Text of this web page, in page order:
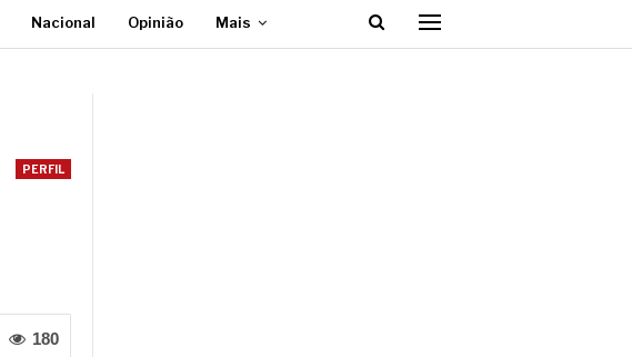
Nacional Opinião Mais
PERFIL
180